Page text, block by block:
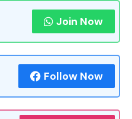
Join Now
Follow Now